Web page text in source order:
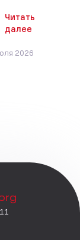
Читать
далее
2026